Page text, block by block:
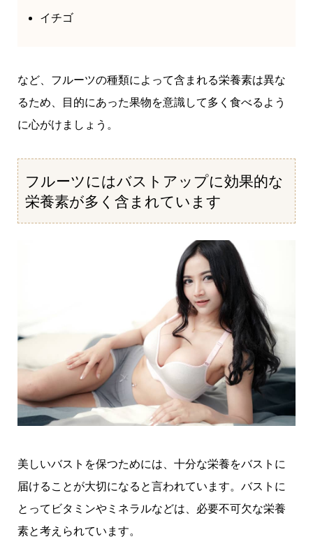
イチゴ
など、フルーツの種類によって含まれる栄養素は異な
るため、目的にあった果物を意識して多く食べるよう
に心がけましょう。
フルーツにはバストアップに効果的な
栄養素が多く含まれています
美しいバストを保つためには、十分な栄養をバストに
届けることが大切になると言われています。バストに
とってビタミンやミネラルなどは、必要不可欠な栄養
素と考えられています。